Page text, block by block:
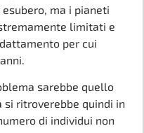
ma i pianeti
limitati e
per cui
sarebbe quello
si ritroverebbe quindi in
di individui non